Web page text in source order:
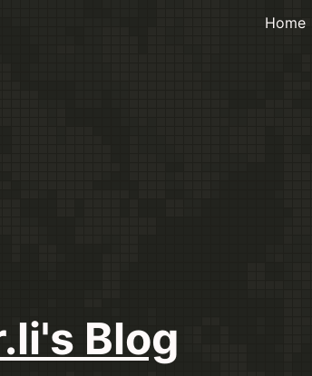
Home
Blog